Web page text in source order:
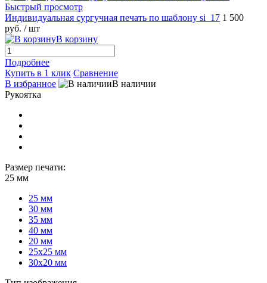
Быстрый просмотр
Индивидуальная сургучная печать по шаблону si_17 1 500
руб. / шт
В корзину
Подробнее
Купить в 1 клик Сравнение
В избранное
В наличии
Рукоятка
Размер печати:
25 мм
25 мм
30 мм
35 мм
40 мм
20 мм
25х25 мм
30х20 мм